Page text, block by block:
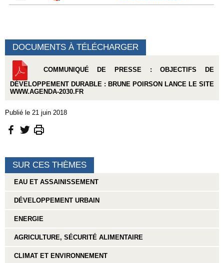
DOCUMENTS À TÉLÉCHARGER
COMMUNIQUÉ DE PRESSE : OBJECTIFS DE
DÉVELOPPEMENT DURABLE : BRUNE POIRSON LANCE LE SITE
WWW.AGENDA-2030.FR
Publié le 21 juin 2018
SUR CES THÈMES
EAU ET ASSAINISSEMENT
DÉVELOPPEMENT URBAIN
ENERGIE
AGRICULTURE, SÉCURITÉ ALIMENTAIRE
CLIMAT ET ENVIRONNEMENT